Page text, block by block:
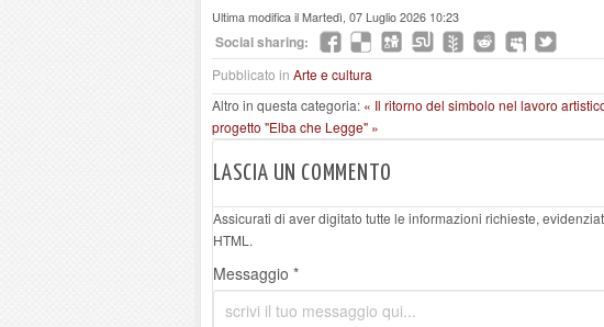
Ultima modifica il Martedì, 07 Luglio 2026 10:23
Social sharing:
Pubblicato in Arte e cultura
Altro in questa categoria: « Il ritorno del simbolo nel lavoro
progetto "Elba che Legge" »
LASCIA UN COMMENTO
Assicurati di aver digitato tutte le informazioni richieste,
HTML.
Messaggio *